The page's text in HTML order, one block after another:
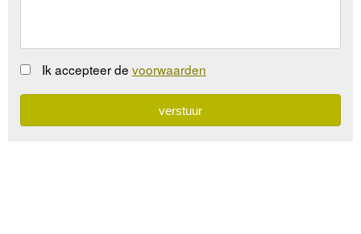
Ik accepteer de voorwaarden